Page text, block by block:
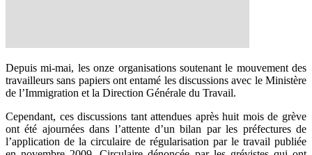
Depuis mi-mai, les onze organisations soutenant le mouvement des
travailleurs sans papiers ont entamé les discussions avec le Ministère
de l’Immigration et la Direction Générale du Travail.
Cependant, ces discussions tant attendues après huit mois de grève
ont été ajournées dans l’attente d’un bilan par les préfectures de
l’application de la circulaire de régularisation par le travail publiée